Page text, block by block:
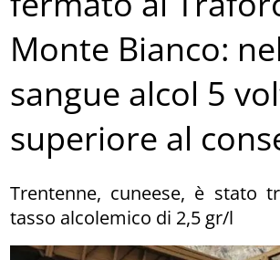
Monte Bianco: nel
sangue alcol 5
superiore al
Trentenne, cuneese, è stato
tasso alcolemico di 2,5 gr/l